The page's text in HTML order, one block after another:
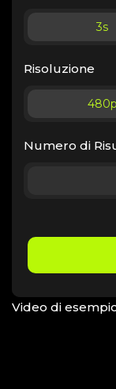
3s
Risoluzione
480p
Numero di
Video di